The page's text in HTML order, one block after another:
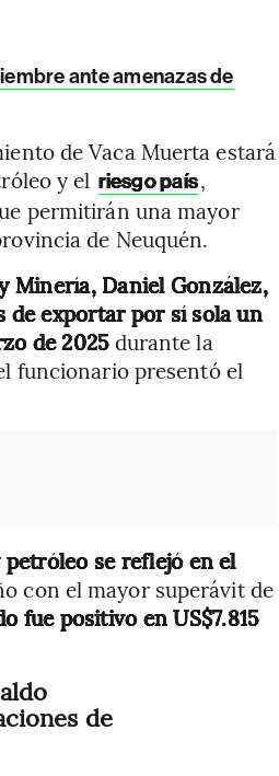
ante amenazas de
de Vaca Muerta estará
y el riesgo país,
permitirán una mayor
de Neuquén.
Minería, Daniel González,
de exportar por sí sola un
de 2025durante la
funcionario presentó el
se reflejó en el
con el mayor superávit de
fue positivo en US$7.815
de